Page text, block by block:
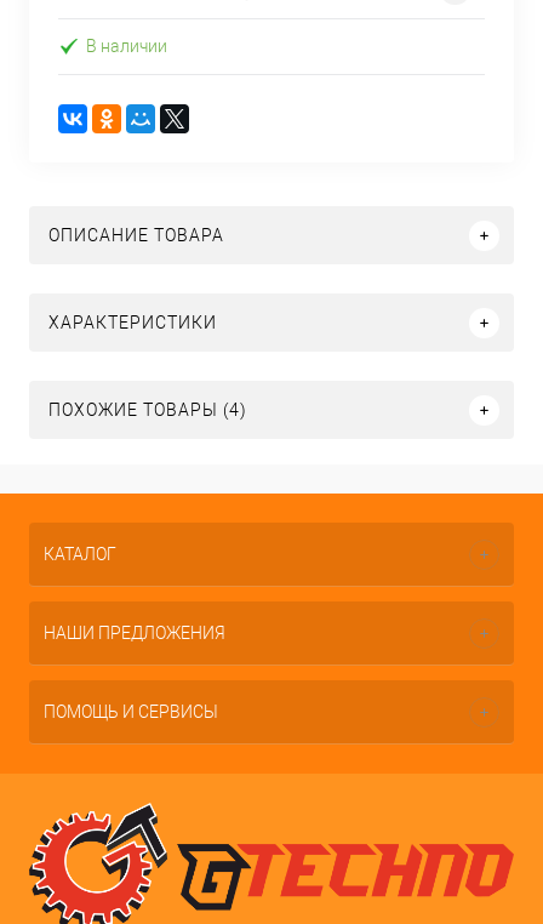
В наличии
ОПИСАНИЕ ТОВАРА
ХАРАКТЕРИСТИКИ
ПОХОЖИЕ ТОВАРЫ (4)
КАТАЛОГ
НАШИ ПРЕДЛОЖЕНИЯ
ПОМОЩЬ И СЕРВИСЫ